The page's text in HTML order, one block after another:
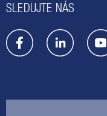
SLEDUJTE NÁS